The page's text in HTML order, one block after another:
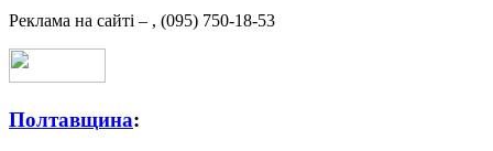
Реклама на сайті – , (095) 750-18-53
Полтавщина: